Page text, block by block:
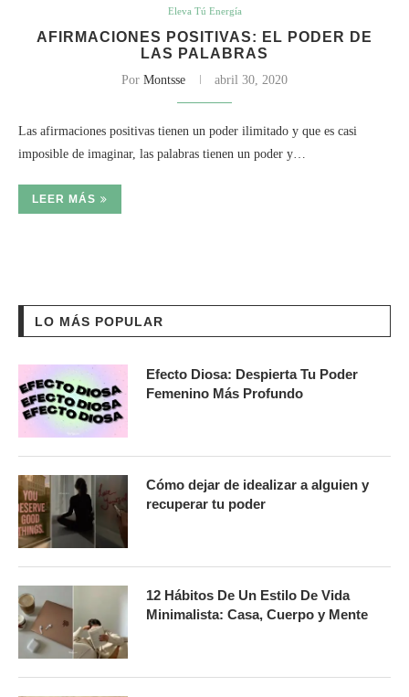
Eleva Tú Energía
AFIRMACIONES POSITIVAS: EL PODER DE
LAS PALABRAS
Por Montsse abril 30, 2020
Las afirmaciones positivas tienen un poder ilimitado y que es casi
imposible de imaginar, las palabras tienen un poder y…
LEER MÁS
LO MÁS POPULAR
Efecto Diosa: Despierta Tu Poder
Femenino Más Profundo
Cómo dejar de idealizar a alguien y
recuperar tu poder
12 Hábitos De Un Estilo De Vida
Minimalista: Casa, Cuerpo y Mente